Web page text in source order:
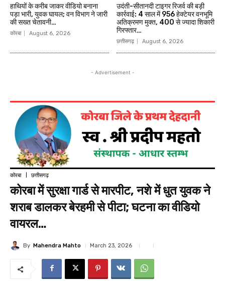
हाथियों के करीब जाकर वीडियो बनाना
पड़ा भारी, युवक घायल; वन विभाग ने जारी
की सख्त चेतावनी…
कोरबा August 6, 2026
उदंती-सीतानदी टाइगर रिजर्व की बड़ी
कार्रवाई: 4 साल में 956 हेक्टेयर वनभूमि
अतिक्रमण मुक्त, 400 से ज्यादा शिकारी
गिरफ्तार…
छत्तीसगढ़ August 6, 2026
- Advertisement -